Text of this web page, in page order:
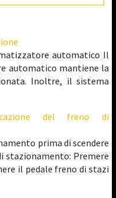
automatico Il
automatico mantiene la
Inoltre, il sistema
del freno di
prima di scendere
stazionamento: Premere
il pedale freno di stazi